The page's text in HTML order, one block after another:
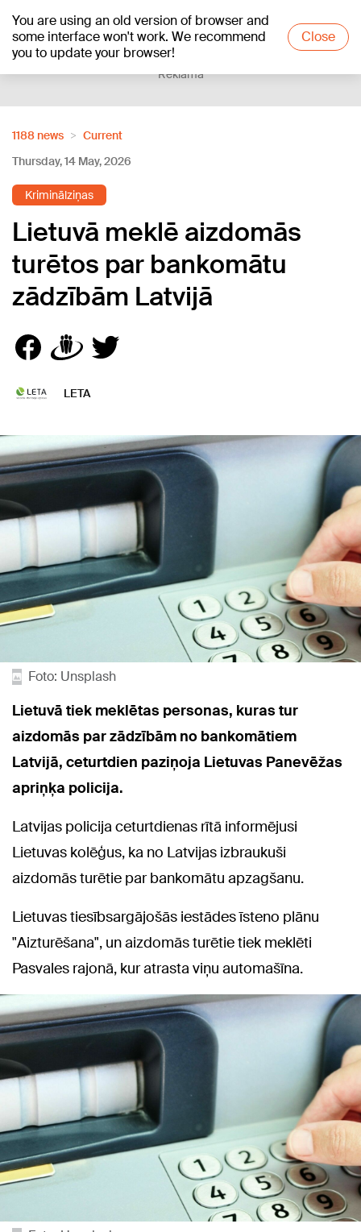
You are using an old version of browser and
some interface won't work. We recommend
you to update your browser!
Close
+21°C
Reklāma
1188 news
Current
Thursday, 14 May, 2026
Kriminālziņas
Lietuvā meklē aizdomās
turētos par bankomātu
zādzībām Latvijā
LETA
Foto: Unsplash
Lietuvā tiek meklētas personas, kuras tur
aizdomās par zādzībām no bankomātiem
Latvijā, ceturtdien paziņoja Lietuvas Panevēžas
apriņķa policija.
Latvijas policija ceturtdienas rītā informējusi
Lietuvas kolēģus, ka no Latvijas izbraukuši
aizdomās turētie par bankomātu apzagšanu.
Lietuvas tiesībsargājošās iestādes īsteno plānu
"Aizturēšana", un aizdomās turētie tiek meklēti
Pasvales rajonā, kur atrasta viņu automašīna.